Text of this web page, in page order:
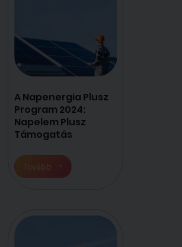
A Napenergia Plusz
Program 2024:
Napelem Plusz
Támogatás
Tovább